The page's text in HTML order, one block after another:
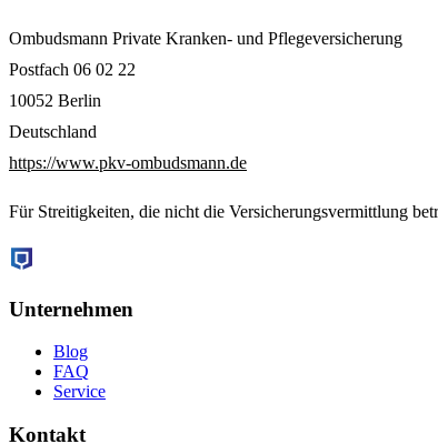
Ombudsmann Private Kranken- und Pflegeversicherung
Postfach 06 02 22
10052 Berlin
Deutschland
https://www.pkv-ombudsmann.de
Für Streitigkeiten, die nicht die Versicherungsvermittlung
Unternehmen
Blog
FAQ
Service
Kontakt